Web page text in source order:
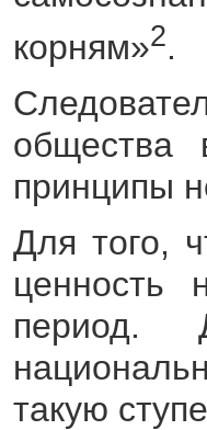
корням»2.
общества
принципы
Для того,
ценность
период.
такую